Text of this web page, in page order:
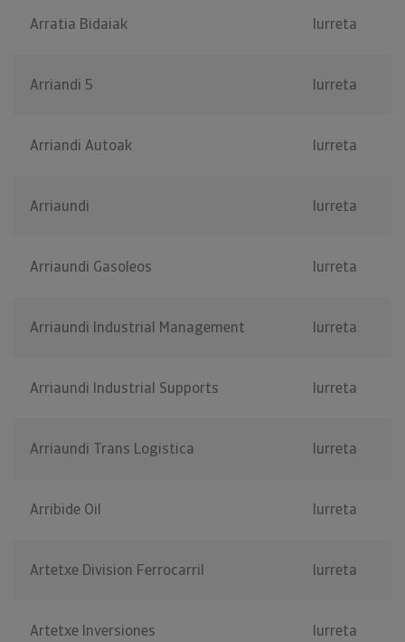
Arratia Bidaiak Iurreta
Arriandi 5 Iurreta
Arriandi Autoak Iurreta
Arriaundi Iurreta
Arriaundi Gasoleos Iurreta
Arriaundi Industrial Management Iurreta
Arriaundi Industrial Supports Iurreta
Arriaundi Trans Logistica Iurreta
Arribide Oil Iurreta
Artetxe Division Ferrocarril Iurreta
Artetxe Inversiones Iurreta